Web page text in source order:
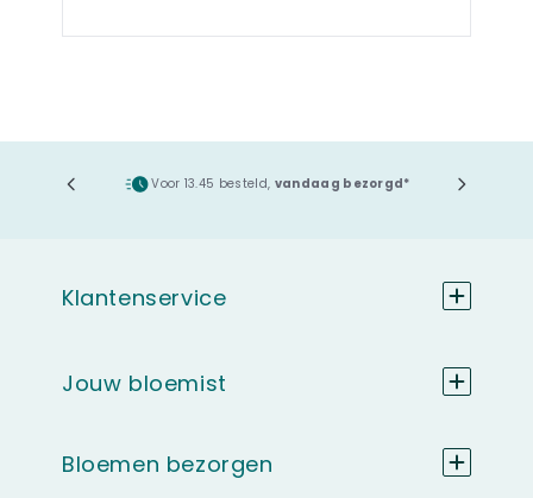
Voor 13.45 besteld, vandaag bezorgd*
Klantenservice
Jouw bloemist
Bloemen bezorgen